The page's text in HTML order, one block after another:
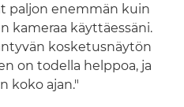
paljon enemmän kuin
kameraa käyttäessäni.
kosketusnäytön
on todella helppoa, ja
koko ajan."